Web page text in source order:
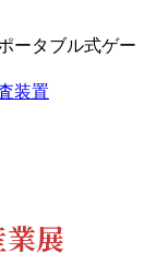
装置
展